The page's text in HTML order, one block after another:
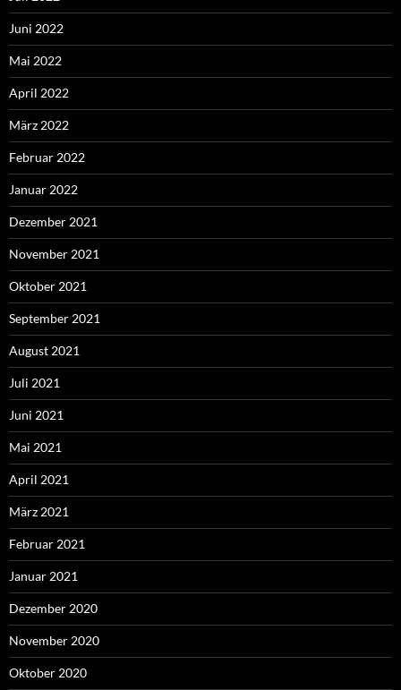
Juni 2022
Mai 2022
April 2022
März 2022
Februar 2022
Januar 2022
Dezember 2021
November 2021
Oktober 2021
September 2021
August 2021
Juli 2021
Juni 2021
Mai 2021
April 2021
März 2021
Februar 2021
Januar 2021
Dezember 2020
November 2020
Oktober 2020